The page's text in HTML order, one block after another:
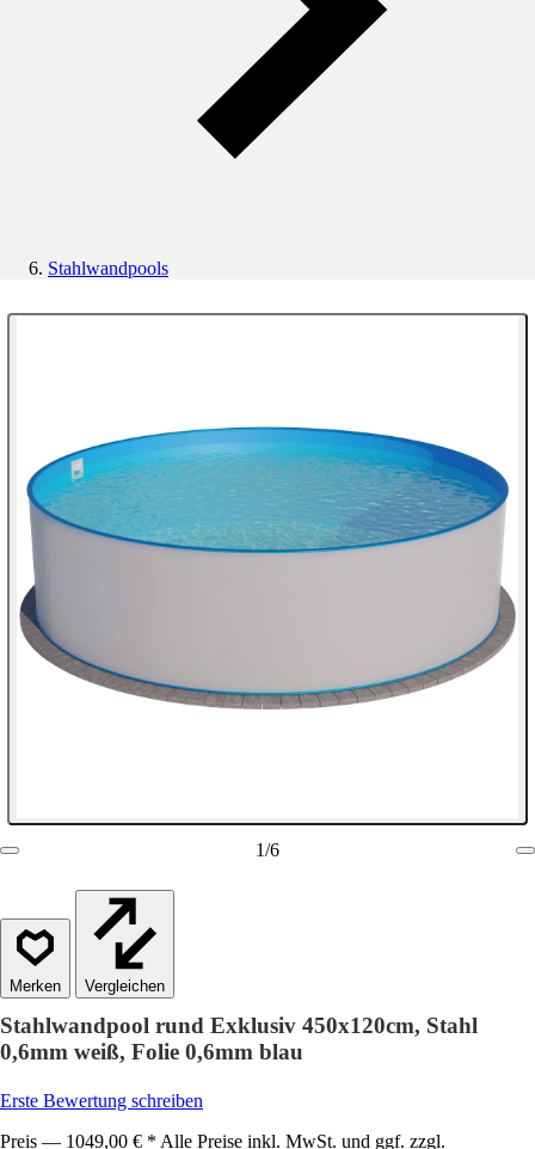
Stahlwandpools
1/6
Vergleichen
Stahlwandpool rund Exklusiv 450x120cm, Stahl
0,6mm weiß, Folie 0,6mm blau
Erste Bewertung schreiben
Preis — 1049,00 € * Alle Preise inkl. MwSt. und ggf. zzgl.